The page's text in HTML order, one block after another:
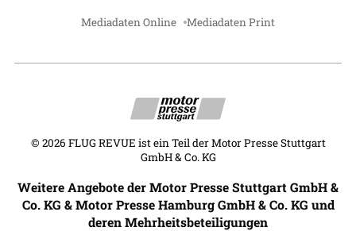
Mediadaten Online Mediadaten Print
© 2026 FLUG REVUE ist ein Teil der Motor Presse Stuttgart
GmbH & Co. KG
Weitere Angebote der Motor Presse Stuttgart GmbH &
Co. KG & Motor Presse Hamburg GmbH & Co. KG und
deren Mehrheitsbeteiligungen